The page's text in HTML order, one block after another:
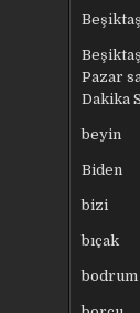
Beşiktaş
Pazar
Dakika
beyin
Biden
bizi
bıçak
bodrum